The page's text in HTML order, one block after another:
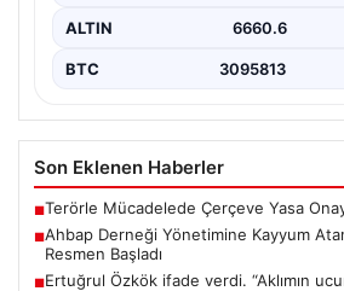
ALTIN 6660.6
BTC 3095813
Son Eklenen Haberler
■Terörle Mücadelede Çerçeve Yasa
■Ahbap Derneği Yönetimine Kayyum
Resmen Başladı
■Ertuğrul Özkök ifade verdi. “Aklımın